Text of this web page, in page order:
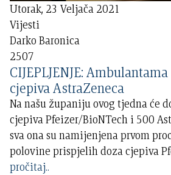
Utorak, 23 Veljača 2021
Vijesti
Darko Baronica
2507
CIJEPLJENJE:
cjepiva AstraZeneca
Na našu županiju ovog tjedna će
cjepiva Pfeizer/BioNTech i 500
sva ona su namijenjena prvom
polovine prispjelih doza cjepiva
pročitaj..